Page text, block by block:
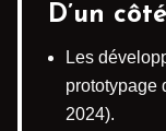
D’un
Les
prototypage
2024).